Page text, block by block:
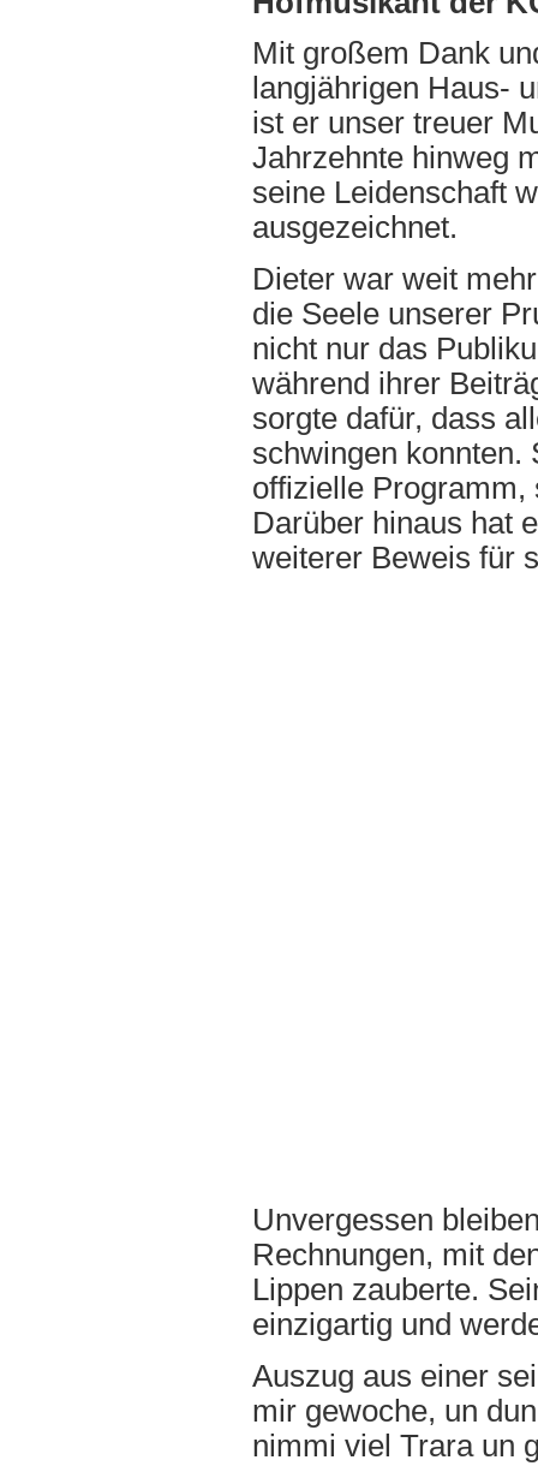
Mit großem Dank
langjährigen Haus-
ist er unser treuer
Jahrzehnte hinweg
seine Leidenschaft
ausgezeichnet.
Dieter war weit
die Seele unserer
nicht nur das
während ihrer
sorgte dafür, dass
schwingen konnten.
offizielle Programm,
Darüber hinaus hat
weiterer Beweis für
Unvergessen
Rechnungen, mit
Lippen zauberte.
einzigartig und
Auszug aus einer
mir gewoche, un
nimmi viel Trara un